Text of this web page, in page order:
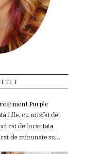
Purple
Elle, cu un sfat de
cat de incantata
de minunate su...